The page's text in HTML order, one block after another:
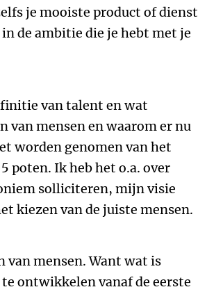
je mooiste product of dienst
de ambitie die je hebt met je
van talent en wat
van mensen en waarom er nu
worden genomen van het
poten. Ik heb het o.a. over
solliciteren, mijn visie
kiezen van de juiste mensen.
mensen. Want wat is
ontwikkelen vanaf de eerste